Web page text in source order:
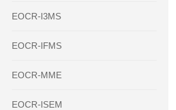
EOCR-I3MS
EOCR-IFMS
EOCR-MME
EOCR-ISEM